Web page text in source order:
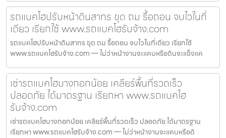
รถแบคโฮปรับหน้าดินสาทร ขุด ถม รื้อถอน จบไวในที่
เดียว เรียกใช้ www.รถแบคโฮรับจ้าง.com
รถแบคโฮปรับหน้าดินสาทร ขุด ถม รื้อถอน จบไวในที่เดียว เรียกใช้
www.รถแบคโฮรับจ้าง.com — ไม่ว่าหน้างานจะแคบหรือดินจะแข็งแค
เช่ารถแบคโฮบางกอกน้อย เคลียร์พื้นที่รวดเร็ว
ปลอดภัย ได้มาตรฐาน เรียกหา www.รถแบคโฮ
รับจ้าง.com
เช่ารถแบคโฮบางกอกน้อย เคลียร์พื้นที่รวดเร็ว ปลอดภัย ได้มาตรฐาน
เรียกหา www.รถแบคโฮรับจ้าง.com — ไม่ว่าหน้างานจะแคบหรือดิ